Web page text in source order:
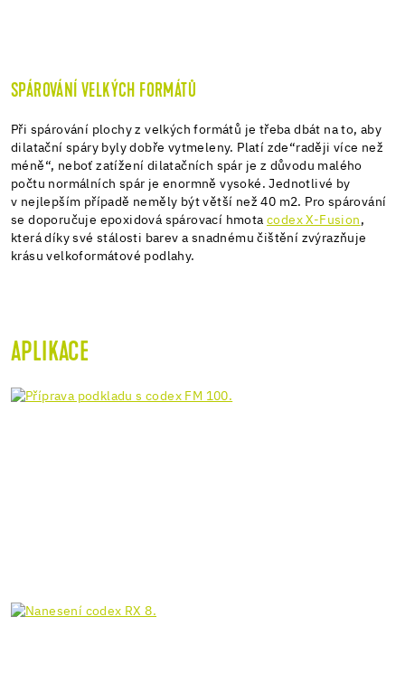
SPÁROVÁNÍ VELKÝCH FORMÁTŮ
Při spárování plochy z velkých formátů je třeba dbát na to, aby
dilatační spáry byly dobře vytmeleny. Platí zde“raději více než
méně“, neboť zatížení dilatačních spár je z důvodu malého
počtu normálních spár je enormně vysoké. Jednotlivé by
v nejlepším případě neměly být větší než 40 m2. Pro spárování
se doporučuje epoxidová spárovací hmota codex X-Fusion ,
která díky své stálosti barev a snadnému čištění zvýrazňuje
krásu velkoformátové podlahy.
APLIKACE